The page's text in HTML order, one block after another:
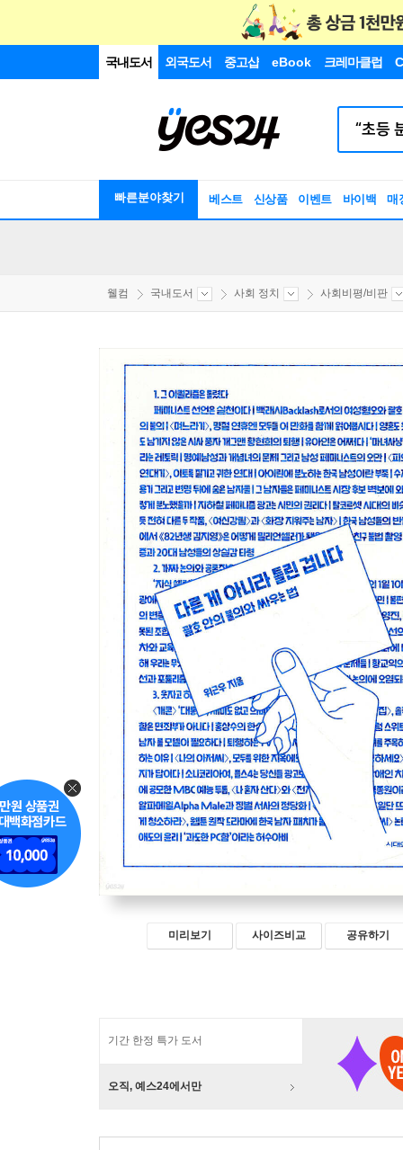
국내도서 외국도서 중고샵 eBook 크레마클럽
빠른분야찾기 베스트 신상품 이벤트 바이백 매
웰컴 국내도서 사회 정치 사회비평/비판
미리보기 사이즈비교 공유하기
기간 한정 특가 도서
오직, 예스24에서만